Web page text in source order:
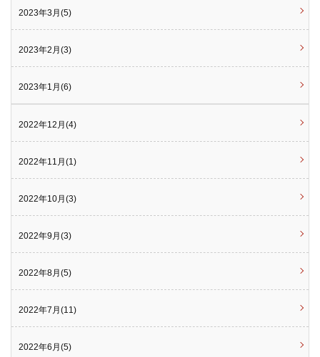
2023年3月(5)
2023年2月(3)
2023年1月(6)
2022年12月(4)
2022年11月(1)
2022年10月(3)
2022年9月(3)
2022年8月(5)
2022年7月(11)
2022年6月(5)